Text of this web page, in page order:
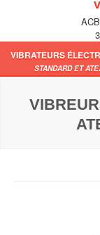
VIBRATEURS
STANDARD ET